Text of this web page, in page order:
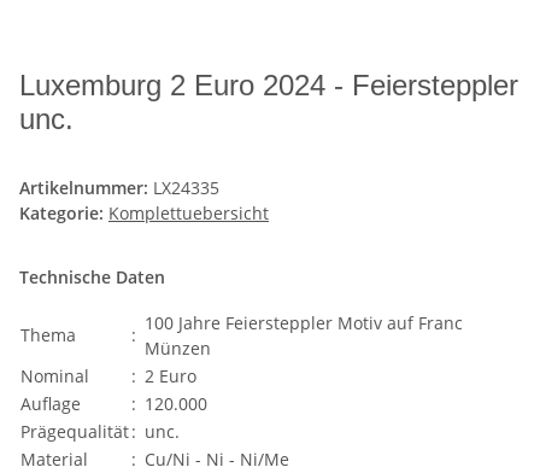
Luxemburg 2 Euro 2024 - Feiersteppler
unc.
Artikelnummer: LX24335
Kategorie: Komplettuebersicht
Technische Daten
Thema :
100 Jahre Feiersteppler Motiv auf Franc
Münzen
Nominal
: 2 Euro
Auflage
: 120.000
Prägequalität: unc.
Material
: Cu/Ni - Ni - Ni/Me